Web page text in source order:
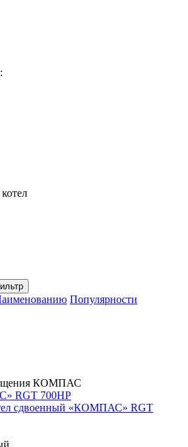
Популярности
КОМПАС
сдвоенный «КОМПАС» RGT